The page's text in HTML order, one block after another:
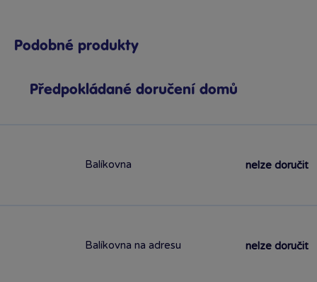
Podobné produkty
Předpokládané doručení domů
Balíkovna nelze doručit
Balíkovna na adresu nelze doručit